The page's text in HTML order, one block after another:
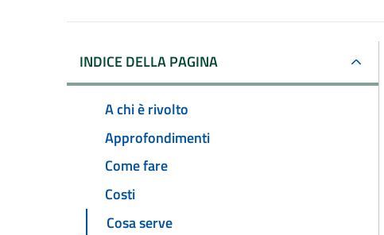
INDICE DELLA PAGINA
A chi è rivolto
Approfondimenti
Come fare
Costi
Cosa serve